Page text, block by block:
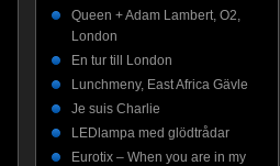
Queen + Adam Lambert, O2,
London
En tur till London
Lunchmeny, East Africa Gävle
Je suis Charlie
LEDlampa med glödtrådar
Eurotix – When you are in my